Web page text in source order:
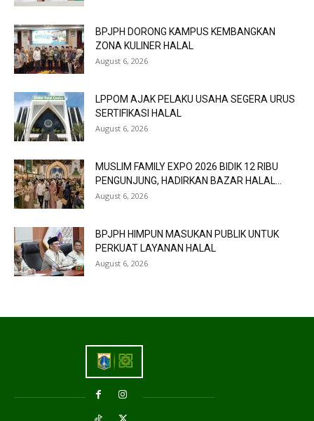
BPJPH DORONG KAMPUS KEMBANGKAN
ZONA KULINER HALAL
August 6, 2026
LPPOM AJAK PELAKU USAHA SEGERA URUS
SERTIFIKASI HALAL
August 6, 2026
MUSLIM FAMILY EXPO 2026 BIDIK 12 RIBU
PENGUNJUNG, HADIRKAN BAZAR HALAL...
August 6, 2026
BPJPH HIMPUN MASUKAN PUBLIK UNTUK
PERKUAT LAYANAN HALAL
August 6, 2026